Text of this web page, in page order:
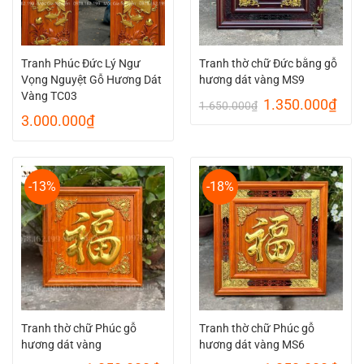
Tranh Phúc Đức Lý Ngư
Vọng Nguyệt Gỗ Hương Dát
Vàng TC03
3.000.000₫
Tranh thờ chữ Đức bằng gỗ
hương dát vàng MS9
1.650.000₫ Giá
1.350.000₫Giá
hiện
-13%
Tranh thờ chữ Phúc gỗ
hương dát vàng
-18%
Tranh thờ chữ Phúc gỗ
hương dát vàng MS6